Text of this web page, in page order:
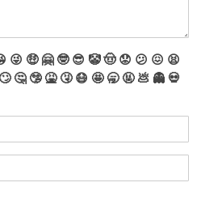
😜 🤑 🤗 🤓 😎 🤡🤠 😟 😕 😖 😫
🙄 🤔 🤥 🤮 🤧 😷 🤩 🥱 🤬 💩 👻 💀